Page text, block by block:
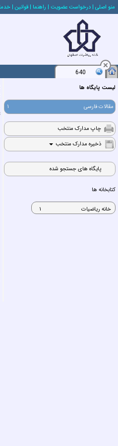
منو اصلي | درخواست عضويت | راهنما | قوانين |
640